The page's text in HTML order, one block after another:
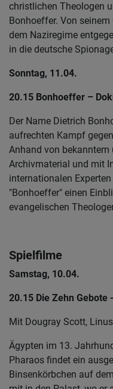
christlichen Theologen
Bonhoeffer. Von
dem Naziregime
in die deutsche
Sonntag, 11.04.
20.15 Bonhoeffer –
Der Name Dietrich
aufrechten Kampf
Anhand von bekanntem
Archivmaterial und mit
internationalen
"Bonhoeffer" einen
evangelischen
Spielfilme
Samstag, 10.04.
20.15 Die Zehn Gebote
Mit Dougray Scott,
Ägypten im 13.
Pharaos findet ein
Binsenkörbchen auf